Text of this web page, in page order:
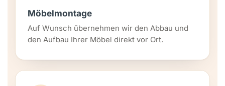
Möbelmontage
Auf Wunsch übernehmen wir den Abbau und
den Aufbau Ihrer Möbel direkt vor Ort.